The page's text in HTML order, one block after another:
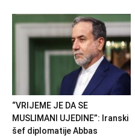
“VRIJEME JE DA SE
MUSLIMANI UJEDINE”: Iranski
šef diplomatije Abbas